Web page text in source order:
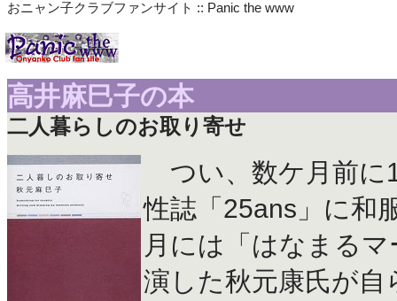
おニャン子クラブファンサイト :: Panic the www
高井麻巳子の本
二人暮らしのお取り寄せ
つい、数ケ月前に
性誌「25ans」に和
月には「はなまる
演した秋元康氏が自